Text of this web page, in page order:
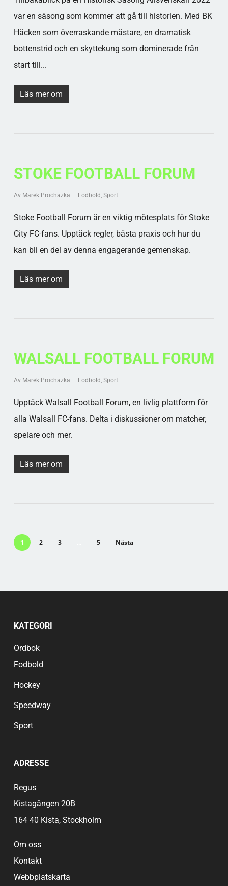
var en säsong som kommer att gå till historien. Med BK
Häcken som överraskande mästare, en dramatisk
bottenstrid och en skyttekung som dominerade från
start till...
Läs mer om
STOKE FOOTBALL FORUM
Av Marek Prochazka Fodbold Sport
Stoke Football Forum är en viktig mötesplats för Stoke
City FC-fans. Upptäck regler, bästa praxis och hur du
kan bli en del av denna engagerande gemenskap.
Läs mer om
WALSALL FOOTBALL FORUM
Av Marek Prochazka Fodbold Sport
Upptäck Walsall Football Forum, en livlig plattform för
alla Walsall FC-fans. Delta i diskussioner om matcher,
spelare och mer.
Läs mer om
1 2 3 5 Nästa
KATEGORI
Ordbok
Fodbold
Hockey
Speedway
Sport
ADRESSE
Regus
Kistagången 20B
164 40 Kista, Stockholm
Om oss
Kontakt
Webbplatskarta